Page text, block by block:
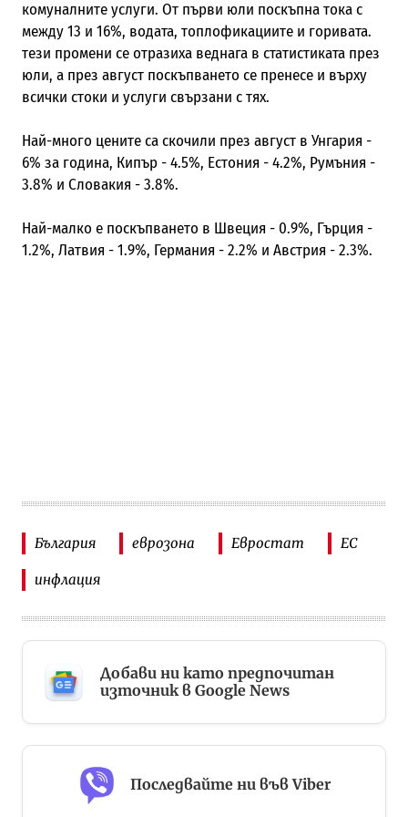
комуналните услуги. От първи юли поскъпна тока с
между 13 и 16%, водата, топлофикациите и горивата.
тези промени се отразиха веднага в статистиката през
юли, а през август поскъпването се пренесе и върху
всички стоки и услуги свързани с тях.
Най-много цените са скочили през август в Унгария -
6% за година, Кипър - 4.5%, Естония - 4.2%, Румъния -
3.8% и Словакия - 3.8%.
Най-малко е поскъпването в Швеция - 0.9%, Гърция -
1.2%, Латвия - 1.9%, Германия - 2.2% и Австрия - 2.3%.
България еврозона Евростат ЕС
инфлация
Добави ни като предпочитан
източник в Google News
Последвайте ни във Viber